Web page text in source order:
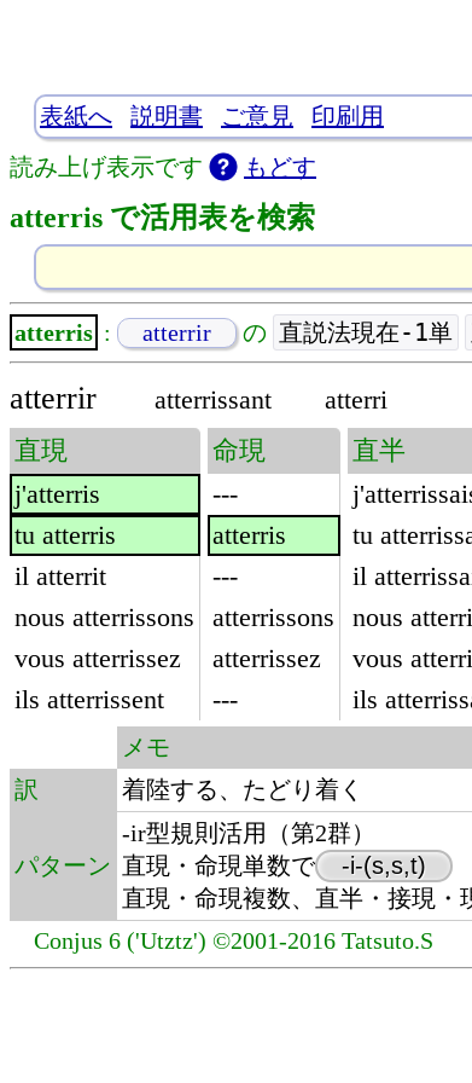
表紙へ 説明書 ご意見
印刷用
読み上げ表示です
もどす
atterris で活用表を検索
atterris : atterrir の 直説法現在-1単
atterrir atterrissant
atterri
直現
j'atterris
tu atterris
il atterrit
nous atterrissons
vous atterrissez
ils atterrissent
命現
---
atterris
---
atterrissons
atterrissez
---
直半
tu
il
nous
vous
ils
メモ
訳
着陸する、たどり着く
パターン
-ir型規則活用（第2群）
直現・命現単数で
-i-(s,s,t)
直現・命現複数、直半・接現・
Conjus 6 ('Utztz') ©2001-2016 Tatsuto.S